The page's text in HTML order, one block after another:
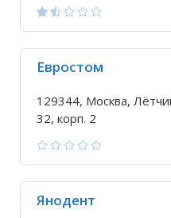
Евростом
129344, Москва,
32, корп. 2
Янодент